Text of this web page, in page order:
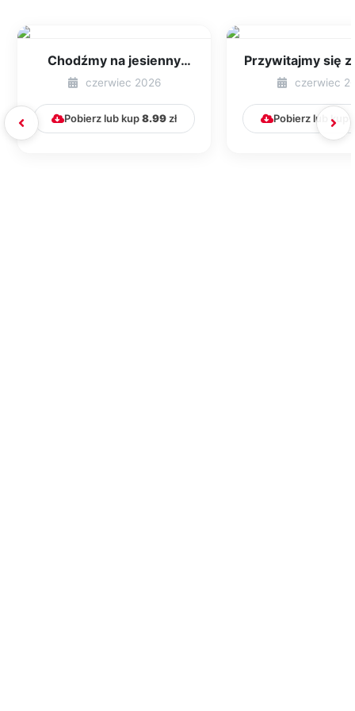
Chodźmy na jesienny
spacer
czerwiec 2026
Pobierz lub kup8.99zł
Przywitajmy się
czerwiec
Pobierz lub kup